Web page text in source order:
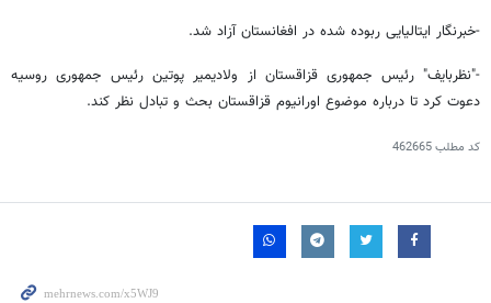
-خبرنگار ایتالیایی ربوده شده در افغانستان آزاد شد.
-"نظربایف" رئیس جمهوری قزاقستان از ولادیمیر پوتین رئیس جمهوری روسیه
دعوت کرد تا درباره موضوع اورانیوم قزاقستان بحث و تبادل نظر کند.
کد مطلب462665